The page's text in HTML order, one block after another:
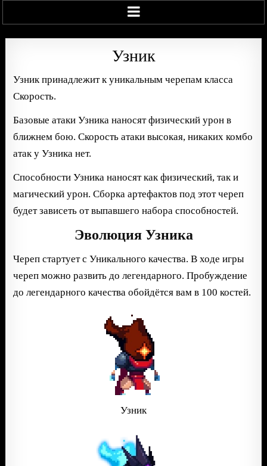
Узник
Узник принадлежит к уникальным черепам класса
Скорость.
Базовые атаки Узника наносят физический урон в
ближнем бою. Скорость атаки высокая, никаких комбо
атак у Узника нет.
Способности Узника наносят как физический, так и
магический урон. Сборка артефактов под этот череп
будет зависеть от выпавшего набора способностей.
Эволюция Узника
Череп стартует с Уникального качества. В ходе игры
череп можно развить до легендарного. Пробуждение
до легендарного качества обойдётся вам в 100 костей.
Узник